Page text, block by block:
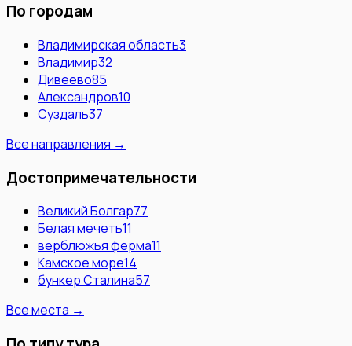
По городам
Владимирская область3
Владимир32
Дивеево85
Александров10
Суздаль37
Все направления →
Достопримечательности
Великий Болгар77
Белая мечеть11
верблюжья ферма11
Камское море14
бункер Сталина57
Все места →